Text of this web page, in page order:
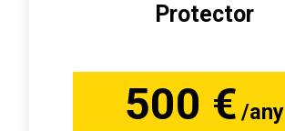
Protector
500 € /any